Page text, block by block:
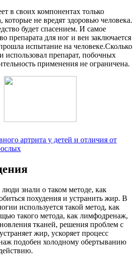
в своих компонентах только
которые не вредят здоровью человека.
будет спасением. И самое
препарата для ног и вен заключается
испытание на человеке.Сколько
использовал препарат, побочных
применения не ограничена.
артрита у детей и отличия от
знали о таком методе, как
похудения и устранить жир. В
используется такой метод, как
такого метода, как лимфодренаж,
тканей, решения проблем с
жир, ускоряет процесс
подобен холодному обертыванию